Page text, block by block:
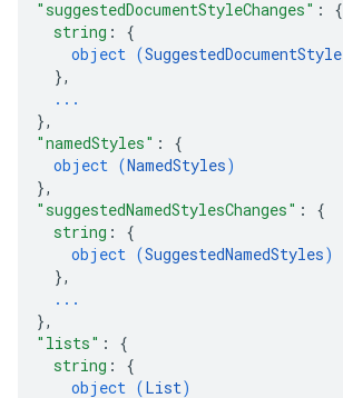
"suggestedDocumentStyleChanges" : {
string : {
object (SuggestedDocumentStyle
},
...
},
"namedStyles" : {
object (NamedStyles)
},
"suggestedNamedStylesChanges" : {
string : {
object (SuggestedNamedStyles)
},
...
},
"lists" : {
string : {
object (List)